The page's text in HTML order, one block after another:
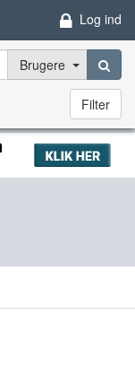
Log ind
Brugere
Filter